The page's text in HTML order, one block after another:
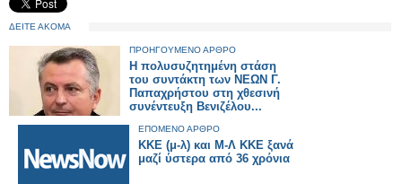
ΔΕΙΤΕ ΑΚΟΜΑ
ΠΡΟΗΓΟΥΜΕΝΟ ΑΡΘΡΟ
Η πολυσυζητημένη στάση
του συντάκτη των ΝΕΩΝ Γ.
Παπαχρήστου στη χθεσινή
συνέντευξη Βενιζέλου...
ΕΠΟΜΕΝΟ ΑΡΘΡΟ
ΚΚΕ (μ-λ) και Μ-Λ ΚΚΕ ξανά
μαζί ύστερα από 36 χρόνια